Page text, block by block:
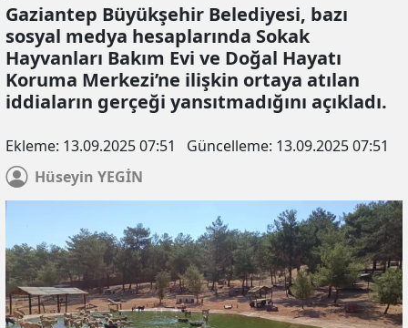
Gaziantep Büyükşehir Belediyesi, bazı
sosyal medya hesaplarında Sokak
Hayvanları Bakım Evi ve Doğal Hayatı
Koruma Merkezi’ne ilişkin ortaya atılan
iddiaların gerçeği yansıtmadığını açıkladı.
Ekleme: 13.09.2025 07:51 Güncelleme: 13.09.2025 07:51
Hüseyin YEGİN